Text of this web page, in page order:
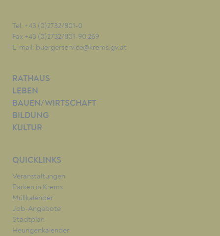
Tel. +43 (0)2732/801-0
Fax +43 (0)2732/801-90 269
E-mail: buergerservice@krems.gv.at
RATHAUS
LEBEN
BAUEN/WIRTSCHAFT
BILDUNG
KULTUR
QUICKLINKS
Veranstaltungen
Parken in Krems
Müllkalender
Job-Angebote
Stadtplan
Heurigenkalender